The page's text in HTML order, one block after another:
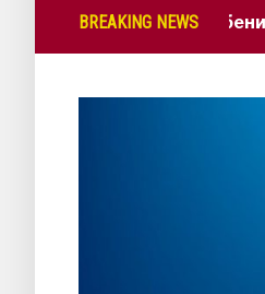
BREAKING NEWS
САД: Изгубени 23.000